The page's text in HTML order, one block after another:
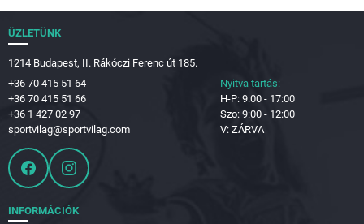
ÜZLETÜNK
1214 Budapest, II. Rákóczi Ferenc út 185.
+36 70 415 51 64
+36 70 415 51 66
+36 1 427 02 97
sportvilag@sportvilag.com
Nyitva tartás:
H-P: 9:00 - 17:00
Szo: 9:00 - 12:00
V: ZÁRVA
INFORMÁCIÓK